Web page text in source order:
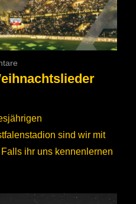
sind wir mit
ihr uns kennenlernen